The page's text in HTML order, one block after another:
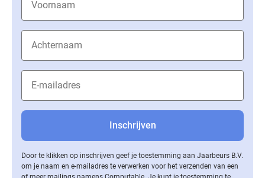
Door te klikken op inschrijven geef je toestemming aan Jaarbeurs B.V.
om je naam en e-mailadres te verwerken voor het verzenden van een